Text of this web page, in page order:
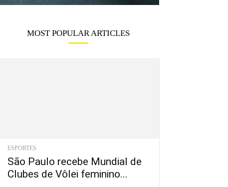
MOST POPULAR ARTICLES
ESPORTES
São Paulo recebe Mundial de
Clubes de Vôlei feminino...